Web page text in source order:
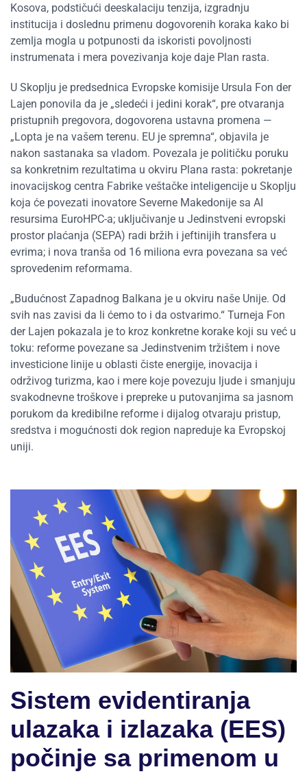
Kosova, podstičući deeskalaciju tenzija, izgradnju
institucija i doslednu primenu dogovorenih koraka kako bi
zemlja mogla u potpunosti da iskoristi povoljnosti
instrumenata i mera povezivanja koje daje Plan rasta.
U Skoplju je predsednica Evropske komisije Ursula Fon der
Lajen ponovila da je „sledeći i jedini korak“, pre otvaranja
pristupnih pregovora, dogovorena ustavna promena —
„Lopta je na vašem terenu. EU je spremna“, objavila je
nakon sastanaka sa vladom. Povezala je političku poruku
sa konkretnim rezultatima u okviru Plana rasta: pokretanje
inovacijskog centra Fabrike veštačke inteligencije u Skoplju
koja će povezati inovatore Severne Makedonije sa AI
resursima EuroHPC-a; uključivanje u Jedinstveni evropski
prostor plaćanja (SEPA) radi bržih i jeftinijih transfera u
evrima; i nova tranša od 16 miliona evra povezana sa već
sprovedenim reformama.
„Budućnost Zapadnog Balkana je u okviru naše Unije. Od
svih nas zavisi da li ćemo to i da ostvarimo.“ Turneja Fon
der Lajen pokazala je to kroz konkretne korake koji su već u
toku: reforme povezane sa Jedinstvenim tržištem i nove
investicione linije u oblasti čiste energije, inovacija i
održivog turizma, kao i mere koje povezuju ljude i smanjuju
svakodnevne troškove i prepreke u putovanjima sa jasnom
porukom da kredibilne reforme i dijalog otvaraju pristup,
sredstva i mogućnosti dok region napreduje ka Evropskoj
uniji.
Sistem evidentiranja
ulazaka i izlazaka (EES)
počinje sa primenom u